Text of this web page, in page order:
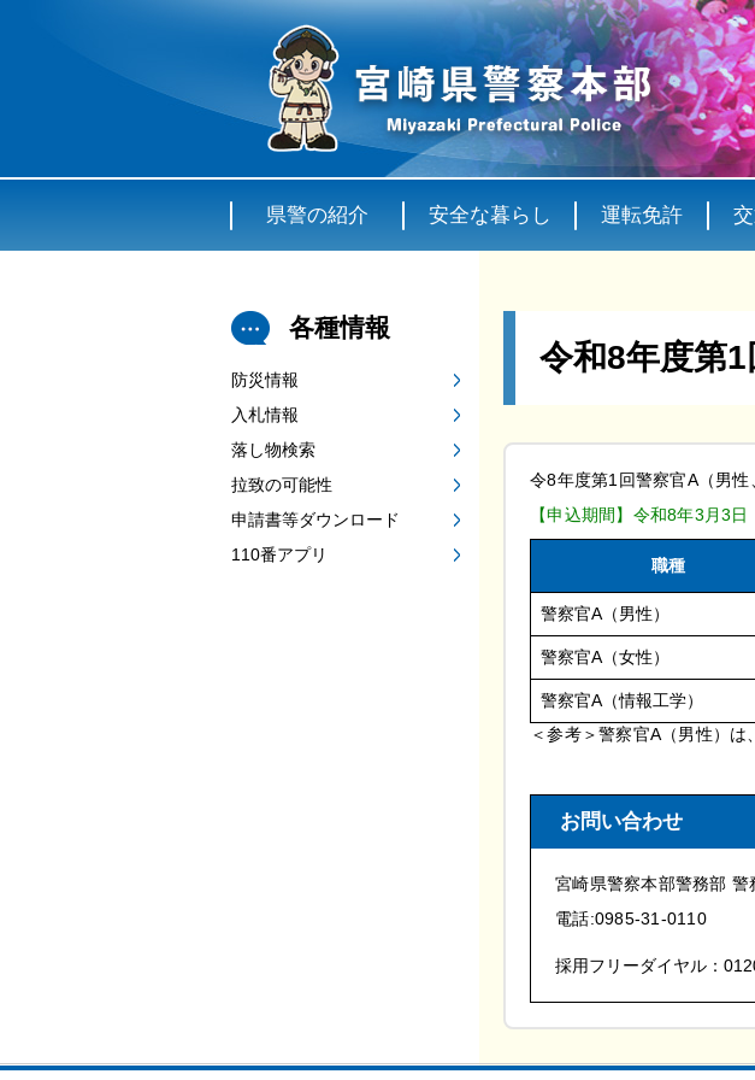
県警の紹介 安全な暮らし 運転免許
令和8年度第1
令8年度第1回警察官A（男性
【申込期間】令和8年3月3
職種
警察官A（男性）
警察官A（女性）
警察官A（情報工学）
＜参考＞警察官A（男性）
お問い合わせ
宮崎県警察本部警務部 警
電話:0985-31-0110
採用フリーダイヤル：
各種情報
防災情報
入札情報
落し物検索
拉致の可能性
申請書等ダウンロード
110番アプリ